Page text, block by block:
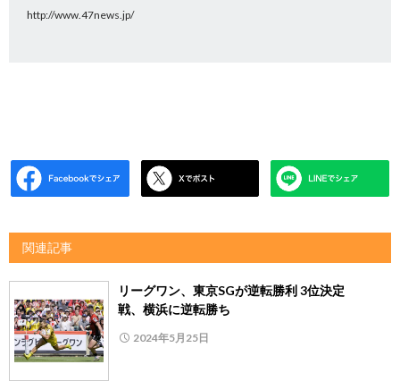
http://www.47news.jp/
関連記事
リーグワン、東京SGが逆転勝利 3位決定
戦、横浜に逆転勝ち
2024年5月25日